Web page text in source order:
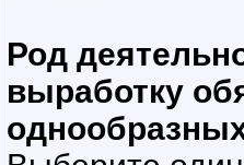
Род
выработку